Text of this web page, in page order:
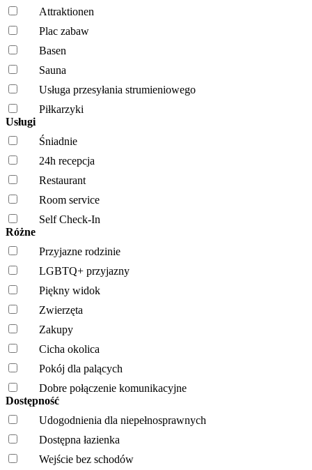
Attraktionen
Plac zabaw
Basen
Sauna
Usługa przesyłania strumieniowego
Piłkarzyki
Usługi
Śniadnie
24h recepcja
Restaurant
Room service
Self Check-In
Różne
Przyjazne rodzinie
LGBTQ+ przyjazny
Piękny widok
Zwierzęta
Zakupy
Cicha okolica
Pokój dla palących
Dobre połączenie komunikacyjne
Dostępność
Udogodnienia dla niepełnosprawnych
Dostępna łazienka
Wejście bez schodów